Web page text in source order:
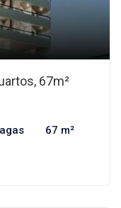
67m²
67 m²